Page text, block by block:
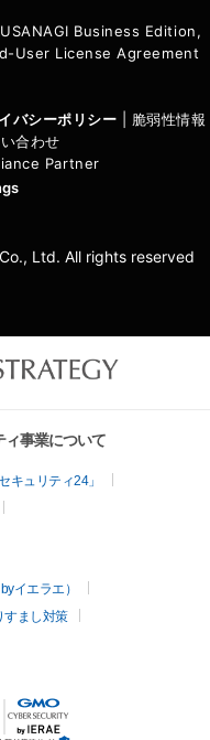
Business Edition,
User License Agreement
バシーポリシー
脆弱性情報
合わせ
Partner
Ltd. All rights reserved
ィ事業について
キュリティ24」
イエラエ）
すまし対策